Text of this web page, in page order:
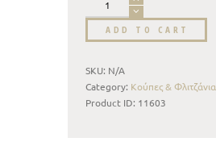
ADD TO CART
SKU: N/A
Category: Κούπες & Φλιτζάνια
Product ID: 11603